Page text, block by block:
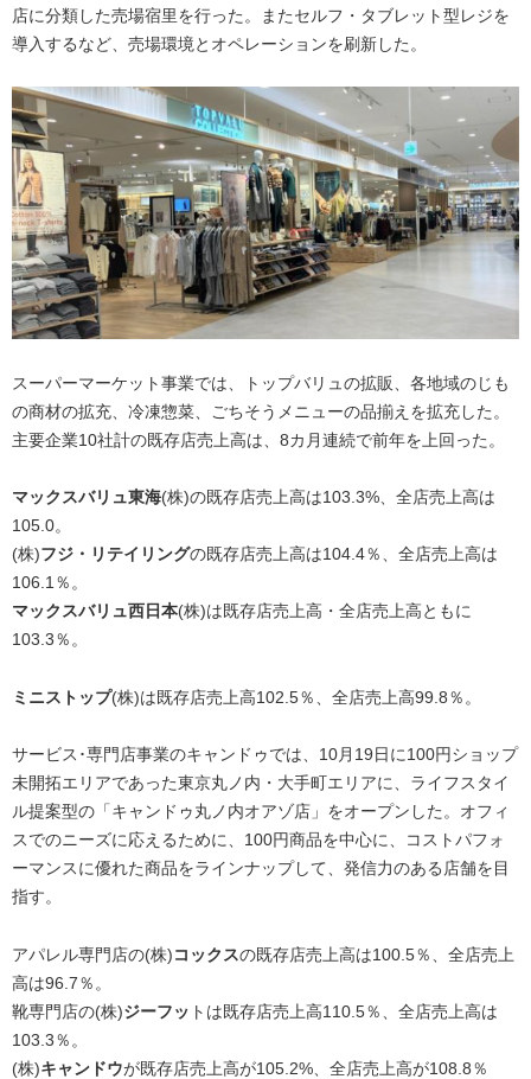
店に分類した売場宿里を行った。またセルフ・タブレット型レジを
導入するなど、売場環境とオペレーションを刷新した。
スーパーマーケット事業では、トップバリュの拡販、各地域のじも
の商材の拡充、冷凍惣菜、ごちそうメニューの品揃えを拡充した。
主要企業10社計の既存店売上高は、8カ月連続で前年を上回った。
マックスバリュ東海(株)の既存店売上高は103.3%、全店売上高は
105.0。
(株)フジ・リテイリングの既存店売上高は104.4％、全店売上高は
106.1％。
マックスバリュ西日本(株)は既存店売上高・全店売上高ともに
103.3％。
ミニストップ(株)は既存店売上高102.5％、全店売上高99.8％。
サービス･専門店事業のキャンドゥでは、10月19日に100円ショップ
未開拓エリアであった東京丸ノ内・大手町エリアに、ライフスタイ
ル提案型の「キャンドゥ丸ノ内オアゾ店」をオープンした。オフィ
スでのニーズに応えるために、100円商品を中心に、コストパフォ
ーマンスに優れた商品をラインナップして、発信力のある店舗を目
指す。
アパレル専門店の(株)コックスの既存店売上高は100.5％、全店売上
高は96.7％。
靴専門店の(株)ジーフッ トは既存店売上高110.5％、全店売上高は
103.3％。
(株)キャンドウが既存店売上高が105.2%、全店売上高が108.8％